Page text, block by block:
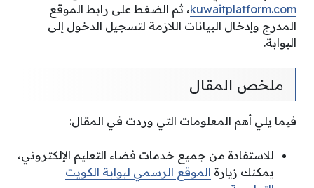
kuwaitplatform.com، ثم الضغط على رابط الموقع
المدرج وإدخال البيانات اللازمة لتسجيل الدخول إلى
البوابة.
ملخص المقال
فيما يلي أهم المعلومات التي وردت في المقال:
للاستفادة من جميع خدمات فضاء التعليم الإلكتروني،
يمكنك زيارة الموقع الرسمي لبوابة الكويت